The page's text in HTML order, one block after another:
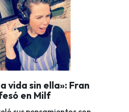
vida sin ella»: Fran
en Milf